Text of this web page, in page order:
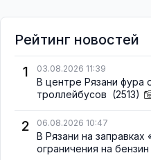
Рейтинг новостей
1
03.08.2026 11:39
В центре Рязани фура
троллейбусов (2513)
2 06.08.2026 10:47
В Рязани на заправках
ограничения на бензин